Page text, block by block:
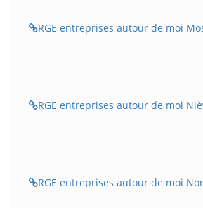
RGE entreprises autour de moi
RGE entreprises autour de moi
RGE entreprises autour de moi